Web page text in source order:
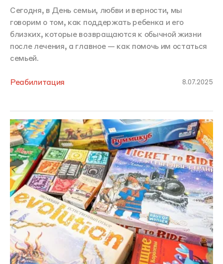
Сегодня, в День семьи, любви и верности, мы
говорим о том, как поддержать ребенка и его
близких, которые возвращаются к обычной жизни
после лечения, а главное — как помочь им остаться
семьей.
Реабилитация 8.07.2025